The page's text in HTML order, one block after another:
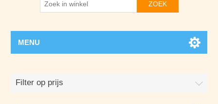
ZOEK
MENU
Filter op prijs